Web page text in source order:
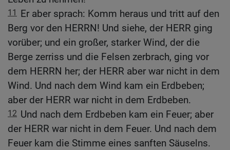
11
Er aber sprach: Komm heraus und tritt auf den
Berg vor den HERRN! Und siehe, der HERR ging
vorüber; und ein großer, starker Wind, der die
Berge zerriss und die Felsen zerbrach, ging vor
dem HERRN her; der HERR aber war nicht in dem
Wind. Und nach dem Wind kam ein Erdbeben;
aber der HERR war nicht in dem Erdbeben.
12 Und nach dem Erdbeben kam ein Feuer; aber
der HERR war nicht in dem Feuer. Und nach dem
Feuer kam die Stimme eines sanften Säuselns.